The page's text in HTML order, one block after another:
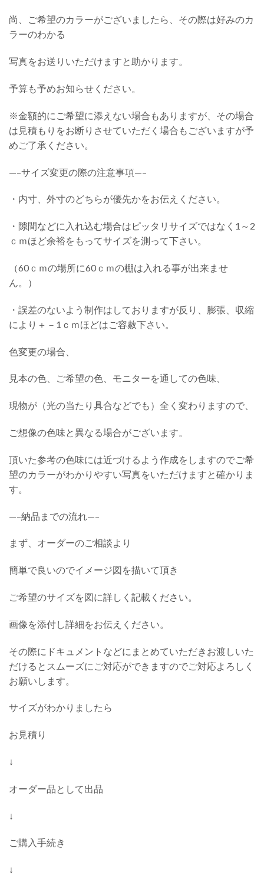
尚、ご希望のカラーがございましたら、その際は好みのカ
ラーのわかる
写真をお送りいただけますと助かります。
予算も予めお知らせください。
※金額的にご希望に添えない場合もありますが、その場合
は見積もりをお断りさせていただく場合もございますが予
めご了承ください。
—–サイズ変更の際の注意事項—–
・内寸、外寸のどちらが優先かをお伝えください。
・隙間などに入れ込む場合はピッタリサイズではなく1～2
ｃｍほど余裕をもってサイズを測って下さい。
（60ｃｍの場所に60ｃｍの棚は入れる事が出来ませ
ん。）
・誤差のないよう制作はしておりますが反り、膨張、収縮
により＋－1ｃｍほどはご容赦下さい。
色変更の場合、
見本の色、ご希望の色、モニターを通しての色味、
現物が（光の当たり具合などでも）全く変わりますので、
ご想像の色味と異なる場合がございます。
頂いた参考の色味には近づけるよう作成をしますのでご希
望のカラーがわかりやすい写真をいただけますと確かりま
す。
—–納品までの流れ—–
まず、オーダーのご相談より
簡単で良いのでイメージ図を描いて頂き
ご希望のサイズを図に詳しく記載ください。
画像を添付し詳細をお伝えください。
その際にドキュメントなどにまとめていただきお渡しいた
だけるとスムーズにご対応ができますのでご対応よろしく
お願いします。
サイズがわかりましたら
お見積り
↓
オーダー品として出品
↓
ご購入手続き
↓